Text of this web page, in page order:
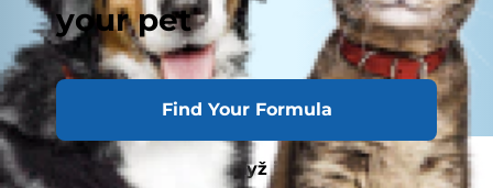
your pet
Find Your Formula
Některé psy rozruší, když jejich páníčci